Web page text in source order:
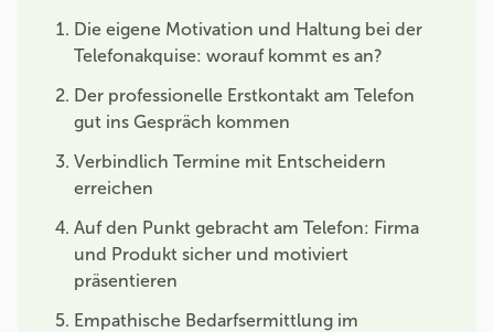
Die eigene Motivation und Haltung bei der
Telefonakquise: worauf kommt es an?
Der professionelle Erstkontakt am Telefon
gut ins Gespräch kommen
Verbindlich Termine mit Entscheidern
erreichen
Auf den Punkt gebracht am Telefon: Firma
und Produkt sicher und motiviert
präsentieren
Empathische Bedarfsermittlung im